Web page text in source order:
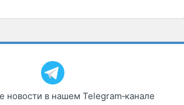
новости в нашем Telegram‑канале